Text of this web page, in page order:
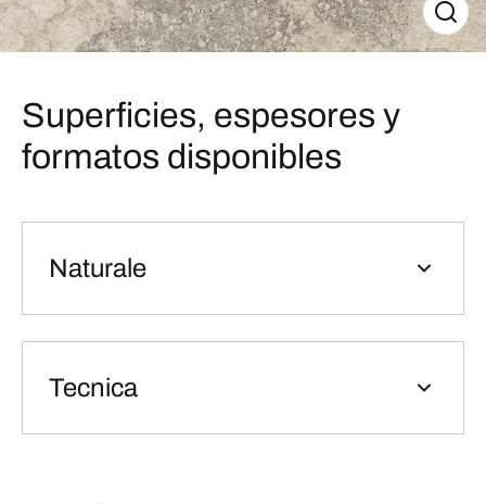
Superficies, espesores y
formatos disponibles
Naturale
Tecnica